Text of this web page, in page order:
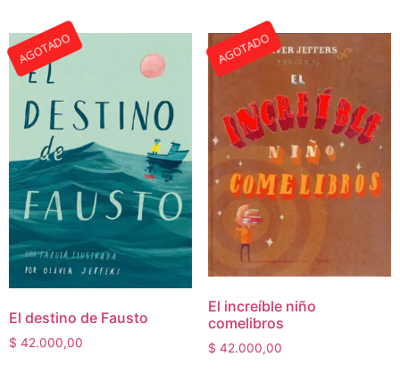
AGOTADO
El destino de Fausto
$ 42.000,00
AGOTADO
El increíble niño
comelibros
$ 42.000,00